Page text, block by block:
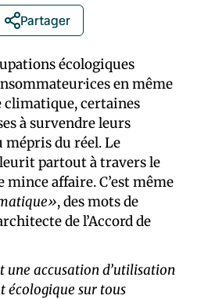
Partager
écologiques
en même
climatique, certaines
à survendre leurs
du réel. Le
partout à travers le
mince affaire. C’est même
, des mots de
de l’Accord de
une accusation d’utilisation
écologique sur tous